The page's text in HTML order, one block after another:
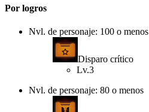
Por logros
Nvl. de personaje: 100 o menos
Disparo crítico
Lv.3
Nvl. de personaje: 80 o menos